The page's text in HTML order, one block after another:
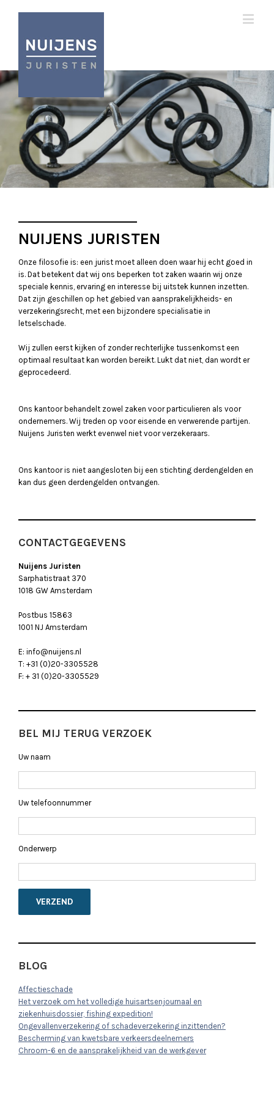
NUIJENS JURISTEN
Onze filosofie is: een jurist moet alleen doen waar hij echt goed in
is. Dat betekent dat wij ons beperken tot zaken waarin wij onze
speciale kennis, ervaring en interesse bij uitstek kunnen inzetten.
Dat zijn geschillen op het gebied van aansprakelijkheids- en
verzekeringsrecht, met een bijzondere specialisatie in
letselschade.
Wij zullen eerst kijken of zonder rechterlijke tussenkomst een
optimaal resultaat kan worden bereikt. Lukt dat niet, dan wordt er
geprocedeerd.
Ons kantoor behandelt zowel zaken voor particulieren als voor
ondernemers. Wij treden op voor eisende en verwerende partijen.
Nuijens Juristen werkt evenwel niet voor verzekeraars.
Ons kantoor is niet aangesloten bij een stichting derdengelden en
kan dus geen derdengelden ontvangen.
CONTACTGEGEVENS
Nuijens Juristen
Sarphatistraat 370
1018 GW Amsterdam
Postbus 15863
1001 NJ Amsterdam
E: info@nuijens.nl
T: +31 (0)20-3305528
F: + 31 (0)20-3305529
BEL MIJ TERUG VERZOEK
Uw naam
Uw telefoonnummer
Onderwerp
BLOG
Affectieschade
Het verzoek om het volledige huisartsenjournaal en
ziekenhuisdossier, fishing expedition!
Ongevallenverzekering of schadeverzekering inzittenden?
Bescherming van kwetsbare verkeersdeelnemers
Chroom-6 en de aansprakelijkheid van de werkgever